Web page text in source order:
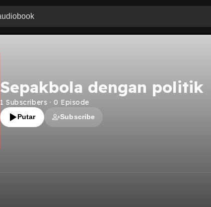
Sepakbola dengan politik
1 Subscribers · 0 Episode
Putar Subscribe